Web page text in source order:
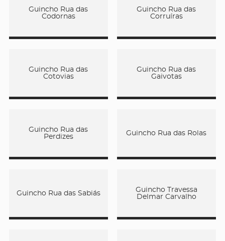
Guincho Rua das
Codornas
Guincho Rua das
Corruíras
Guincho Rua das
Cotovias
Guincho Rua das
Gaivotas
Guincho Rua das
Perdizes
Guincho Rua das Rolas
Guincho Rua das Sabiás
Guincho Travessa
Delmar Carvalho